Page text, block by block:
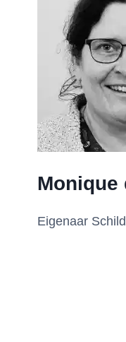
Monique
Eigenaar